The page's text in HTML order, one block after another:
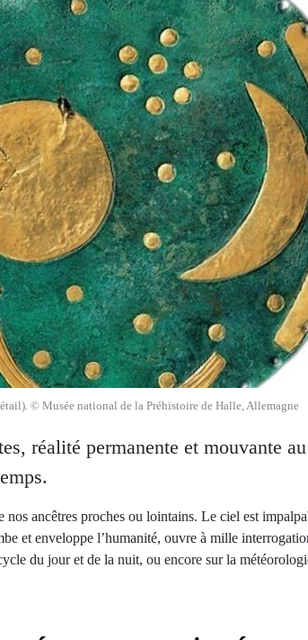
© Musée national de la Préhistoire de Halle, Allemagne
réalité permanente et mouvante
nos ancêtres proches ou lointains. Le ciel est
et enveloppe l’humanité, ouvre à mille
du jour et de la nuit, ou encore sur la